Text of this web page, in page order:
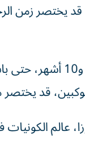
ويستغرق الوصول
يختصر مدة
عالم